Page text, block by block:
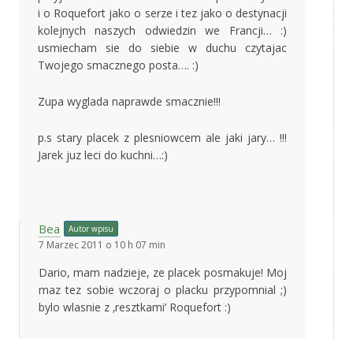
i o Roquefort jako o serze i tez jako o destynacji
kolejnych naszych odwiedzin we Francji… :)
usmiecham sie do siebie w duchu czytajac
Twojego smacznego posta…. :)
Zupa wyglada naprawde smacznie!!!
p.s stary placek z plesniowcem ale jaki jary… !!!
Jarek juz leci do kuchni…:)
Bea Autor wpisu
7 Marzec 2011 o 10 h 07 min
Dario, mam nadzieje, ze placek posmakuje! Moj
maz tez sobie wczoraj o placku przypomnial ;)
bylo wlasnie z ‚resztkami’ Roquefort :)